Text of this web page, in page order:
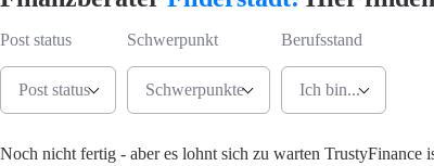
Post status
Post status
Schwerpunkt
Schwerpunkte
Berufsstand
Ich bin...
Noch nicht fertig - aber es lohnt sich zu warten TrustyFinance